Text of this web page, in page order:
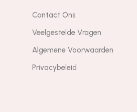
Contact Ons
Veelgestelde Vragen
Algemene Voorwaarden
Privacybeleid